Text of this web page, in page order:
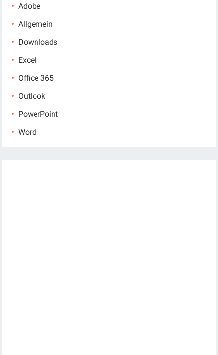
Adobe
Allgemein
Downloads
Excel
Office 365
Outlook
PowerPoint
Word